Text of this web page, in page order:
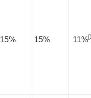
15% 15% 11%